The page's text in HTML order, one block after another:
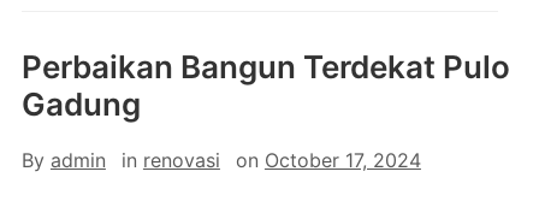
Perbaikan Bangun Terdekat Pulo
Gadung
By admin in renovasi on October 17, 2024